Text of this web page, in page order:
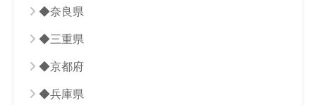
◆奈良県
◆三重県
◆京都府
◆兵庫県